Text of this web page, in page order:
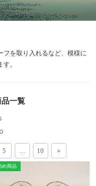
フを取り入れるなど、模様に
。
一覧
5 … 10 »
め商品